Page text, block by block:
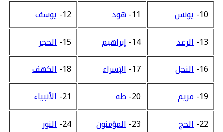
10- يونس 11- هود 12- يوسف
13- الرعد 14- إبراهيم 15- الحجر
16- النحل 17- الإسراء 18- الكهف
19- مريم 20- طه 21- الأنبياء
22- الحج 23- المؤمنون 24- النور